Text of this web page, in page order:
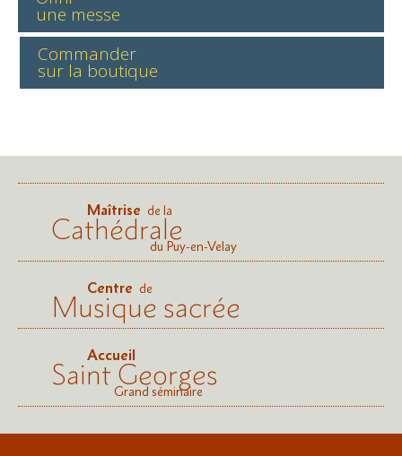
une messe
Commander
sur la boutique
Maîtrise de la
Cathédraledu Puy-en-Velay
Centre de
Musique sacrée
Accueil
Saint Georges
Grand séminaire